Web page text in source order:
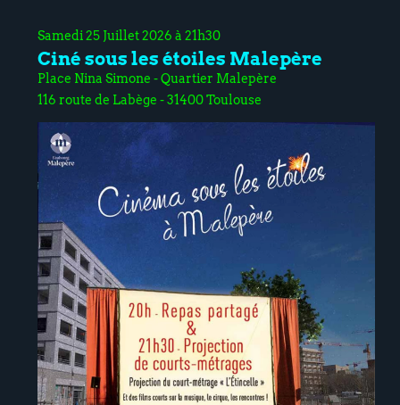
Samedi 25 Juillet 2026 à 21h30
Ciné sous les étoiles Malepère
Place Nina Simone - Quartier Malepère
116 route de Labège - 31400 Toulouse